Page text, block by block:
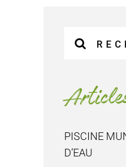
sur
:
PISCINE
D’EAU